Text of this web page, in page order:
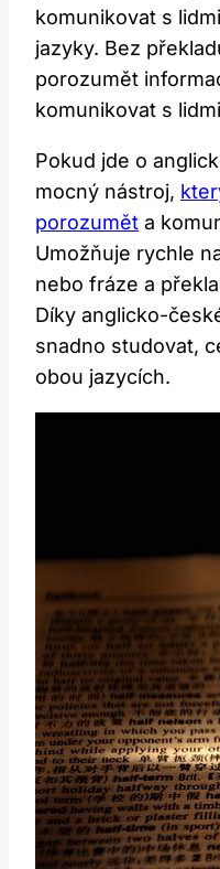
komunikovat s
jazyky. Bez
porozumět
komunikovat s⁤
Pokud ⁤jde o
⁣mocný nástroj,
porozumět a
Umožňuje rychle
nebo fráze a
Díky anglicko-
snadno studovat,
obou jazycích.